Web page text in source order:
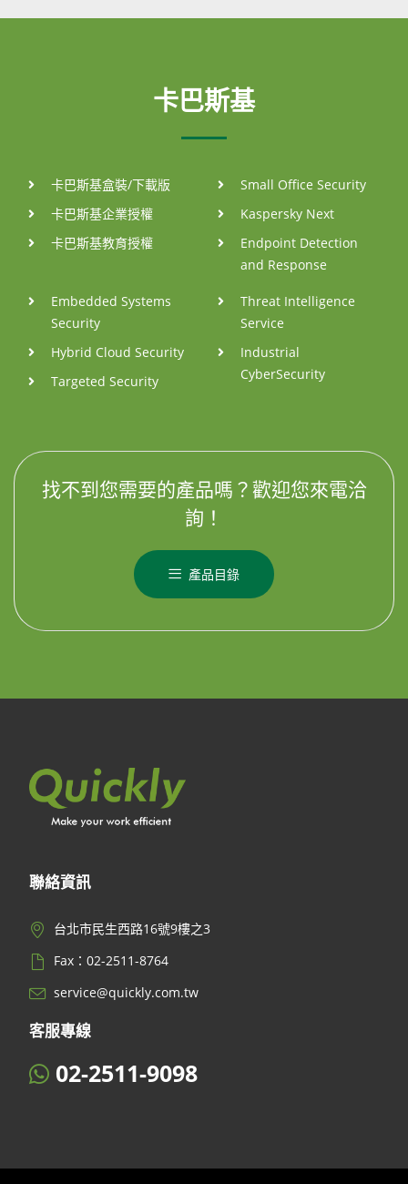
卡巴斯基
卡巴斯基盒裝/下載版
卡巴斯基企業授權
卡巴斯基教育授權
Small Office Security
Kaspersky Next
Endpoint Detection
and Response
Embedded Systems
Security
Hybrid Cloud Security
Targeted Security
Threat Intelligence
Service
Industrial
CyberSecurity
找不到您需要的產品嗎？歡迎您來電洽
詢！
產品目錄
聯絡資訊
台北市民生西路16號9樓之3
Fax：02-2511-8764
service@quickly.com.tw
客服專線
02-2511-9098